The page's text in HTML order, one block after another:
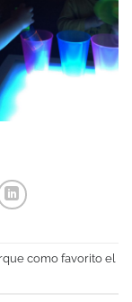
como favorito el